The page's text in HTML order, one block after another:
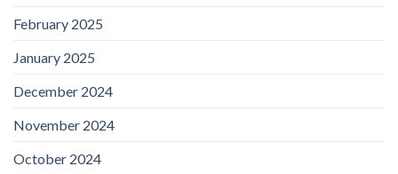
February 2025
January 2025
December 2024
November 2024
October 2024